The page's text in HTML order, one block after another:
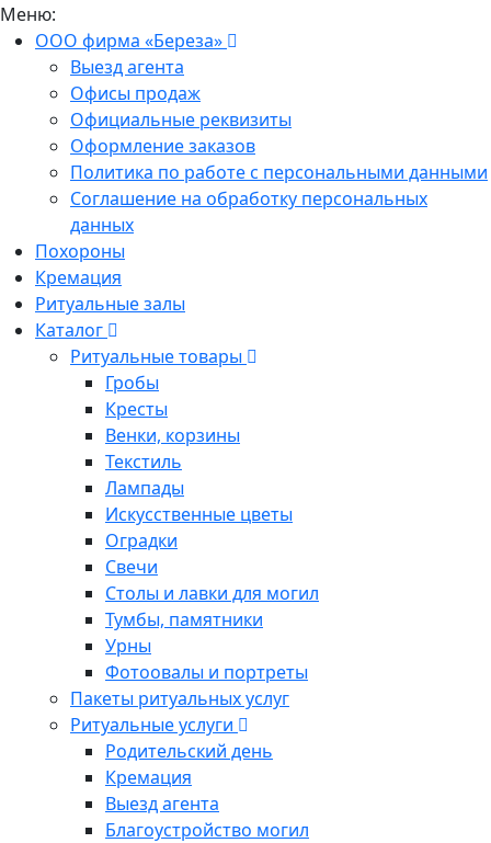
Меню:
ООО фирма «Береза»
Выезд агента
Офисы продаж
Официальные реквизиты
Оформление заказов
Политика по работе с персональными данными
Соглашение на обработку персональных
данных
Похороны
Кремация
Ритуальные залы
Каталог
Ритуальные товары
Гробы
Кресты
Венки, корзины
Текстиль
Лампады
Искусственные цветы
Оградки
Свечи
Столы и лавки для могил
Тумбы, памятники
Урны
Фотоовалы и портреты
Пакеты ритуальных услуг
Ритуальные услуги
Родительский день
Кремация
Выезд агента
Благоустройство могил